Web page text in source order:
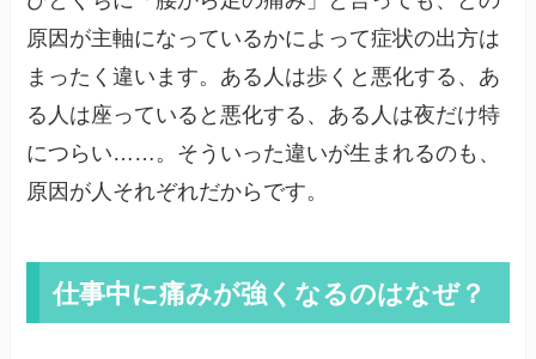
原因が主軸になっているかによって症状の出方は
まったく違います。ある人は歩くと悪化する、あ
る人は座っていると悪化する、ある人は夜だけ特
につらい……。そういった違いが生まれるのも、
原因が人それぞれだからです。
仕事中に痛みが強くなるのはなぜ？